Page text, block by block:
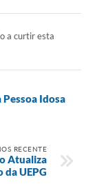
a curtir esta
Idosa
RECENTE
Atualiza
UEPG